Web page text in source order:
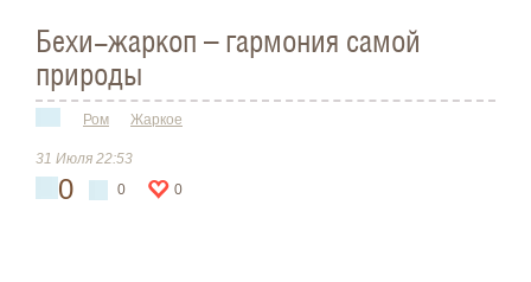
Бехи-жаркоп – гармония самой
природы
Ром Жаркое
31 Июля 22:53
0 0 0